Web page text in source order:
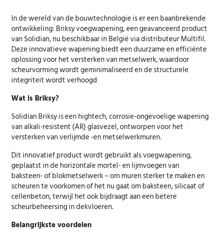
In de wereld van de bouwtechnologie is er een baanbrekende
ontwikkeling: Briksy voegwapening, een geavanceerd product
van Solidian, nu beschikbaar in België via distributeur Multifil.
Deze innovatieve wapening biedt een duurzame en efficiënte
oplossing voor het versterken van metselwerk, waardoor
scheurvorming wordt geminimaliseerd en de structurele
integriteit wordt verhoogd
Wat is Briksy?
Solidian Briksy is een hightech, corrosie-ongevoelige wapening
van alkali-resistent (AR) glasvezel, ontworpen voor het
versterken van verlijmde -en metselwerkmuren.
Dit innovatief product wordt gebruikt als voegwapening,
geplaatst in de horizontale mortel- en lijmvoegen van
baksteen- of blokmetselwerk – om muren sterker te maken en
scheuren te voorkomen of het nu gaat om baksteen, silicaat of
cellenbeton, terwijl het ook bijdraagt aan een betere
scheurbeheersing in dekvloeren.
Belangrijkste voordelen